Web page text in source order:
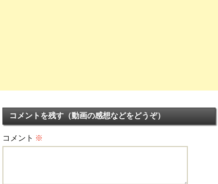
コメントを残す（動画の感想などをどうぞ）
コメント ※